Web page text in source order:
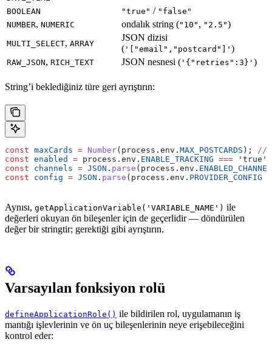
BOOLEAN
"true" / "false"
NUMBER, NUMERIC ondalık string ("10" , "2.5")
MULTI_SELECT, ARRAY
JSON dizisi
( '["email","postcard"]' )
RAW_JSON, RICH_TEXT JSON nesnesi ( '{"retries":3}' )
String’i beklediğiniz türe geri ayrıştırın:
const maxCards = Number( process . env . MAX_POSTCARDS );
//
const enabled = process . env . ENABLE_TRACKING === 'true'
const channels = JSON . parse ( process . env .
const config = JSON . parse ( process . env . PROVIDER_CONFIG
Aynısı, getApplicationVariable('VARIABLE_NAME') ile
değerleri okuyan ön bileşenler için de geçerlidir — döndürülen
değer bir stringtir; gerektiği gibi ayrıştırın.
Varsayılan fonksiyon rolü
defineApplicationRole() ile bildirilen rol, uygulamanın iş
mantığı işlevlerinin ve ön uç bileşenlerinin neye erişebileceğini
kontrol eder: